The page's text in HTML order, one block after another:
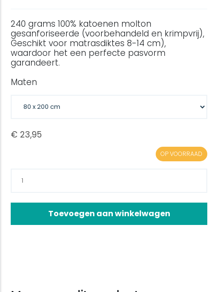
240 grams 100% katoenen molton
gesanforiseerde (voorbehandeld en krimpvrij),
Geschikt voor matrasdiktes 8-14 cm),
waardoor het een perfecte pasvorm
garandeert.
Maten
OP VOORRAAD
Toevoegen aan winkelwagen